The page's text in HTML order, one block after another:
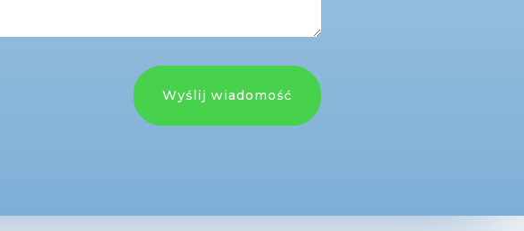
Wyślij wiadomość